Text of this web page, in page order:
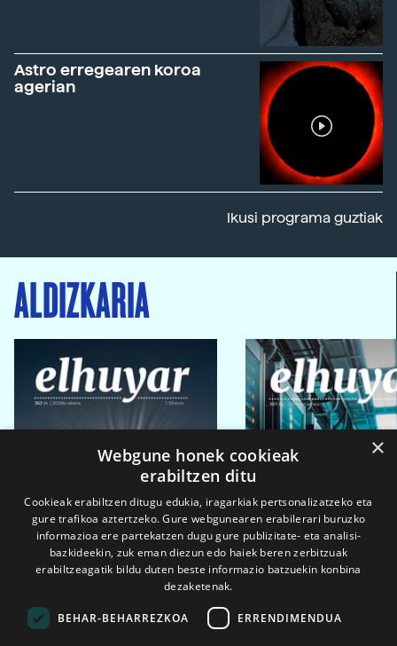
Astro erregearen koroa
agerian
Ikusi programa guztiak
ALDIZKARIA
×
Webgune honek cookieak
erabiltzen ditu
Cookieak erabiltzen ditugu edukia, iragarkiak pertsonalizatzeko eta
gure trafikoa aztertzeko. Gure webgunearen erabilerari buruzko
informazioa ere partekatzen dugu gure publizitate- eta analisi-
bazkideekin, zuk eman diezun edo haiek beren zerbitzuak
erabiltzeagatik bildu duten beste informazio batzuekin konbina
dezaketenak.
BEHAR-BEHARREZKOA ERRENDIMENDUA